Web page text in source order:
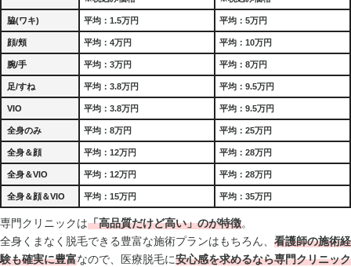
脇(ワキ) 平均：1.5万円 平均：5万円
顔/頬 平均：4万円 平均：10万円
腕/手 平均：3万円 平均：8万円
足/すね 平均：3.8万円 平均：9.5万円
VIO 平均：3.8万円 平均：9.5万円
全身のみ 平均：8万円 平均：25万円
全身＆顔 平均：12万円 平均：28万円
全身＆VIO 平均：12万円 平均：28万円
全身＆顔＆VIO 平均：15万円 平均：35万円
専門クリニックは「高品質だけど高い」のが特徴。
全身くまなく脱毛できる豊富な施術プランはもちろん、 看護師の施術経
験も確実に豊富なので、医療脱毛に安心感を求めるなら専門クリニック